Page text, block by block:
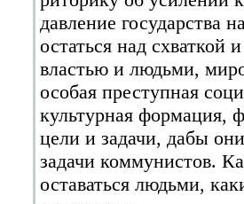
давление государства
остаться над
властью и людьми,
особая преступная
культурная формация,
цели и задачи, дабы
задачи коммунистов.
оставаться людьми,